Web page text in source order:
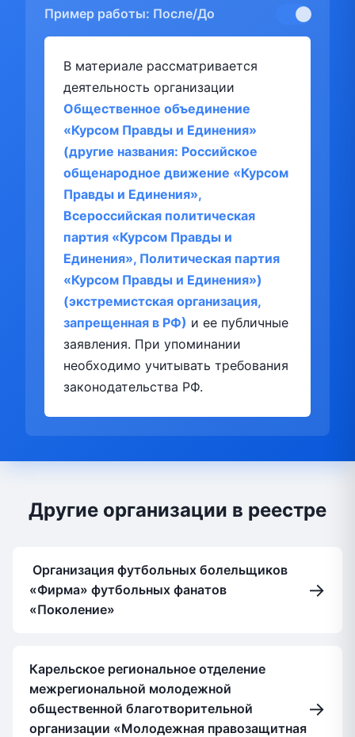
Пример работы: После/До
В материале рассматривается
деятельность организации
Общественное объединение
«Курсом Правды и Единения»
(другие названия: Российское
общенародное движение «Курсом
Правды и Единения»,
Всероссийская политическая
партия «Курсом Правды и
Единения», Политическая партия
«Курсом Правды и Единения»)
(экстремистская организация,
запрещенная в РФ) и ее публичные
заявления. При упоминании
необходимо учитывать требования
законодательства РФ.
Другие организации в реестре
Организация футбольных болельщиков
«Фирма» футбольных фанатов
«Поколение»
→
Карельское региональное отделение
межрегиональной молодежной
общественной благотворительной
организации «Молодежная правозащитная
→